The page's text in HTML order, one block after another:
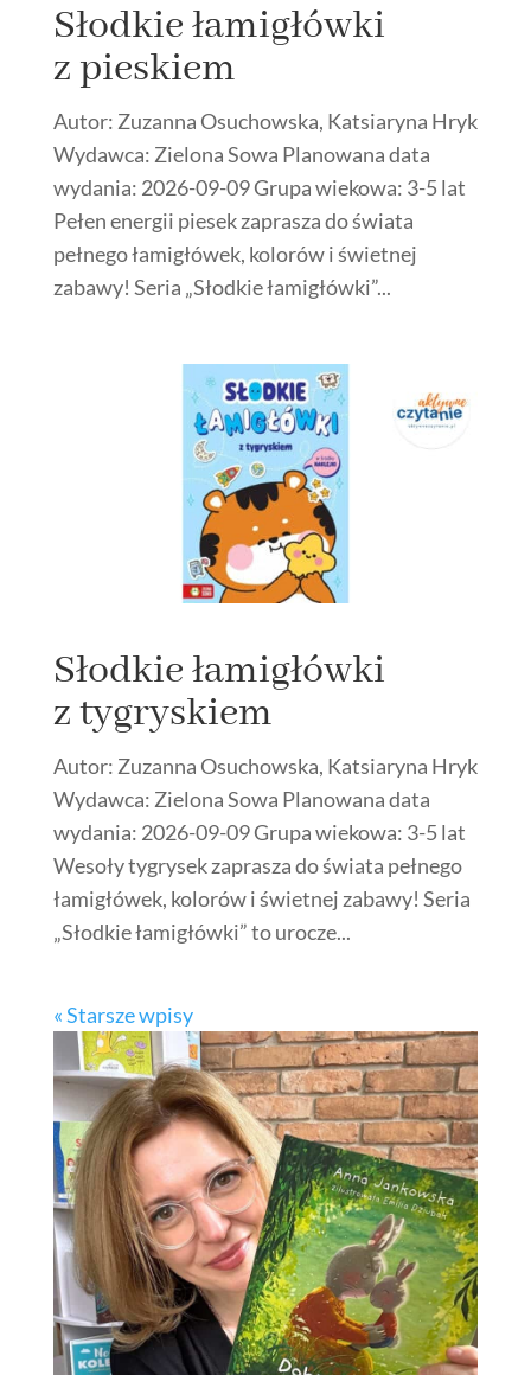
Słodkie łamigłówki
z pieskiem
Autor: Zuzanna Osuchowska, Katsiaryna Hryk
Wydawca: Zielona Sowa Planowana data
wydania: 2026-09-09 Grupa wiekowa: 3-5 lat
Pełen energii piesek zaprasza do świata
pełnego łamigłówek, kolorów i świetnej
zabawy! Seria „Słodkie łamigłówki”...
Słodkie łamigłówki
z tygryskiem
Autor: Zuzanna Osuchowska, Katsiaryna Hryk
Wydawca: Zielona Sowa Planowana data
wydania: 2026-09-09 Grupa wiekowa: 3-5 lat
Wesoły tygrysek zaprasza do świata pełnego
łamigłówek, kolorów i świetnej zabawy! Seria
„Słodkie łamigłówki” to urocze...
« Starsze wpisy